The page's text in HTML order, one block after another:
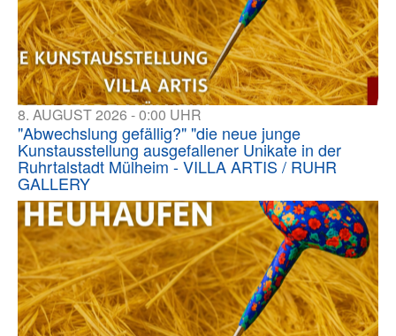
8. AUGUST 2026 - 0:00 UHR
"Abwechslung gefällig?" "die neue junge
Kunstausstellung ausgefallener Unikate in der
Ruhrtalstadt Mülheim - VILLA ARTIS / RUHR
GALLERY